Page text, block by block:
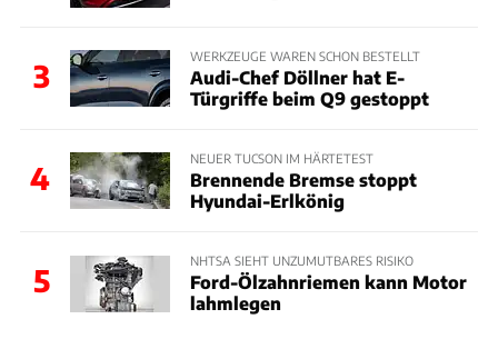
3
WERKZEUGE WAREN SCHON BESTELLT
Audi-Chef Döllner hat E-
Türgriffe beim Q9 gestoppt
4
NEUER TUCSON IM HÄRTETEST
Brennende Bremse stoppt
Hyundai-Erlkönig
5
NHTSA SIEHT UNZUMUTBARES RISIKO
Ford-Ölzahnriemen kann Motor
lahmlegen